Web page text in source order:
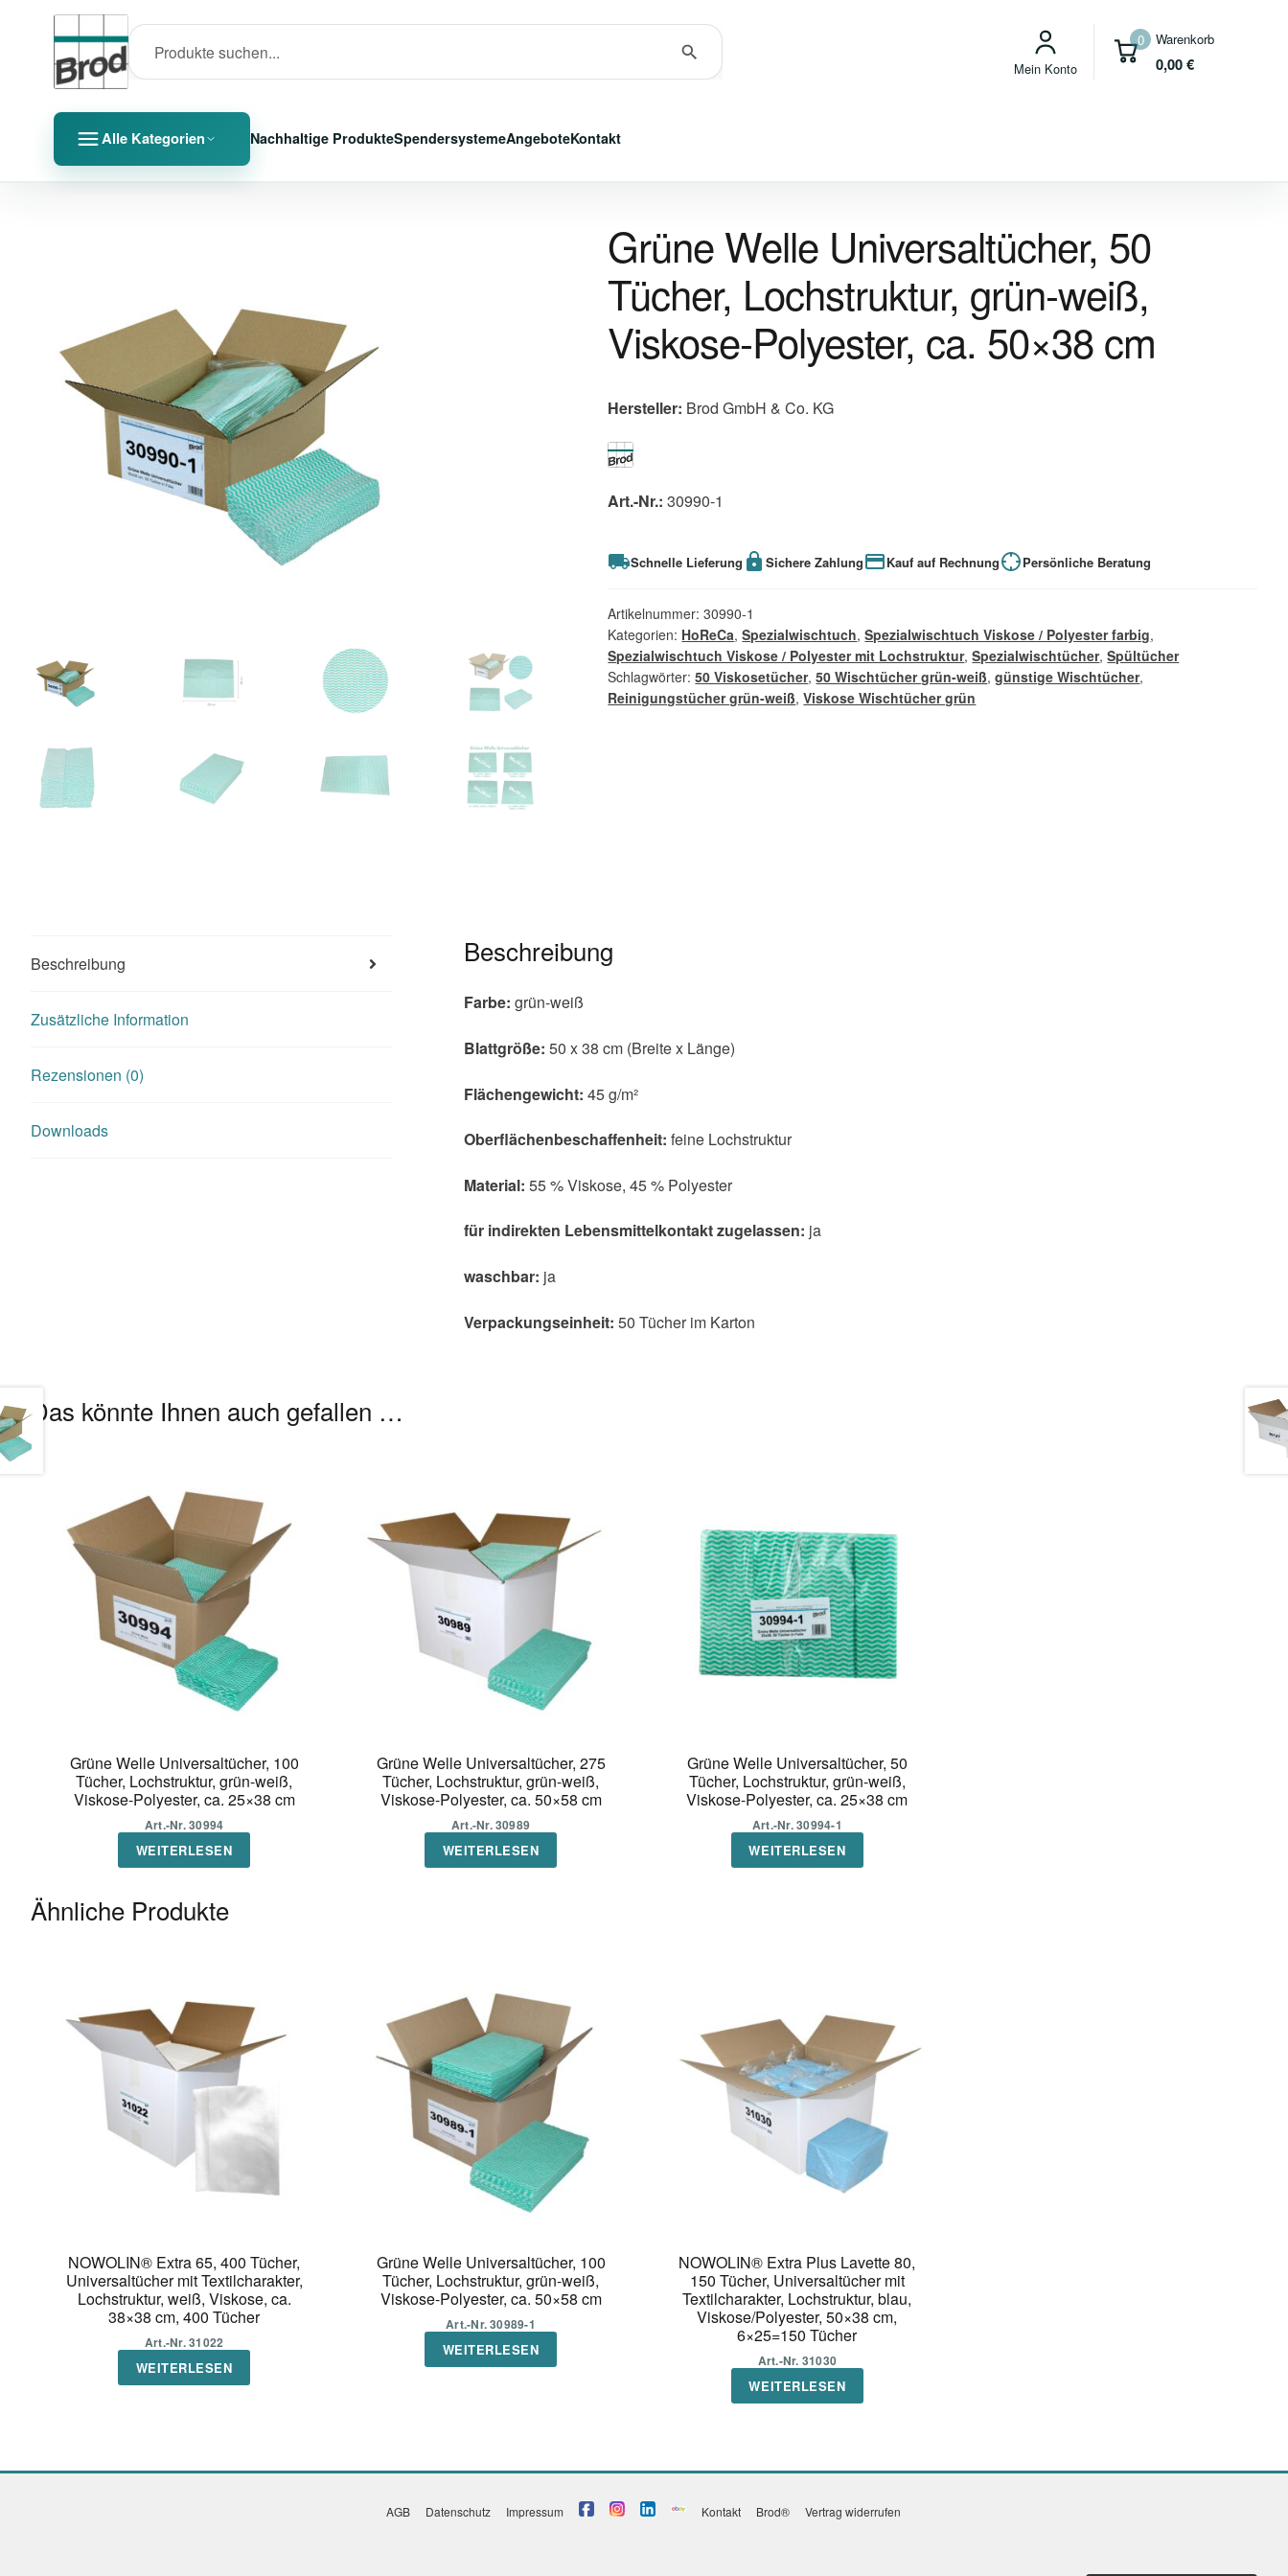
0 Warenkorb
0,00€
Mein Konto
Alle Kategorien Nachhaltige ProdukteSpendersystemeAngeboteKontakt
Grüne Welle Universaltücher, 50
Tücher, Lochstruktur, grün-weiß,
Viskose-Polyester, ca. 50×38 cm
Hersteller: Brod GmbH & Co. KG
Art.-Nr.: 30990-1
Schnelle Lieferung Sichere Zahlung Kauf auf Rechnung Persönliche Beratung
Artikelnummer:30990-1
Kategorien: HoReCa,Spezialwischtuch,Spezialwischtuch Viskose / Polyester farbig,
Spezialwischtuch Viskose / Polyester mit Lochstruktur,Spezialwischtücher,Spültücher
Schlagwörter:50 Viskosetücher,50 Wischtücher grün-weiß,günstige Wischtücher,
Reinigungstücher grün-weiß,Viskose Wischtücher grün
Beschreibung
Zusätzliche Information
Rezensionen (0)
Downloads
Beschreibung
Farbe: grün-weiß
Blattgröße: 50 x 38 cm (Breite x Länge)
Flächengewicht: 45 g/m²
Oberflächenbeschaffenheit: feine Lochstruktur
Material: 55 % Viskose, 45 % Polyester
für indirekten Lebensmittelkontakt zugelassen: ja
waschbar: ja
Verpackungseinheit: 50 Tücher im Karton
Das könnte Ihnen auch gefallen …
Grüne Welle Universaltücher, 100
Tücher, Lochstruktur, grün-weiß,
Viskose-Polyester, ca. 25×38 cm
Art.-Nr. 30994
WEITERLESEN
Grüne Welle Universaltücher, 275
Tücher, Lochstruktur, grün-weiß,
Viskose-Polyester, ca. 50×58 cm
Art.-Nr. 30989
WEITERLESEN
Grüne Welle Universaltücher, 50
Tücher, Lochstruktur, grün-weiß,
Viskose-Polyester, ca. 25×38 cm
Art.-Nr. 30994-1
WEITERLESEN
Ähnliche Produkte
NOWOLIN® Extra 65, 400 Tücher,
Universaltücher mit Textilcharakter,
Lochstruktur, weiß, Viskose, ca.
38×38 cm, 400 Tücher
Art.-Nr. 31022
WEITERLESEN
Grüne Welle Universaltücher, 100
Tücher, Lochstruktur, grün-weiß,
Viskose-Polyester, ca. 50×58 cm
Art.-Nr. 30989-1
WEITERLESEN
NOWOLIN® Extra Plus Lavette 80,
150 Tücher, Universaltücher mit
Textilcharakter, Lochstruktur, blau,
Viskose/Polyester, 50×38 cm,
6×25=150 Tücher
Art.-Nr. 31030
WEITERLESEN
AGB Datenschutz Impressum Kontakt Brod® Vertrag widerrufen